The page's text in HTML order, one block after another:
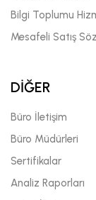
Bilgi Toplumu
Mesafeli Satış
DİĞER
Büro İletişim
Büro Müdürleri
Sertifikalar
Analiz Raporları